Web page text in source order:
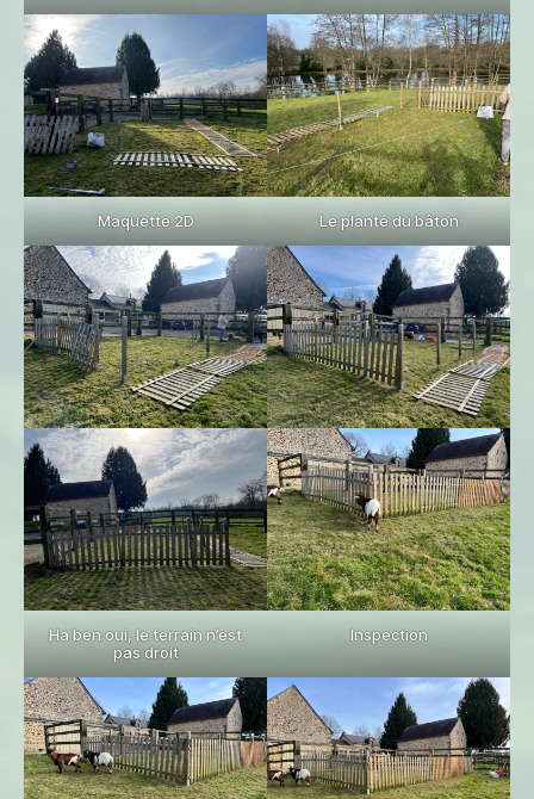
Maquette 2D Le planté du bâton
Ha ben oui, le terrain n’est
pas droit
Inspection